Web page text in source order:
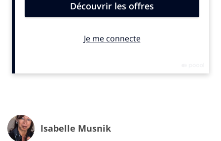
la solution du repli évolue vers l’idée de se
dans sa propre vie.
n’est pas paradoxal ?
V.L.: non, car le repli est aussi une forme d’adaptation
Isabelle Musnik